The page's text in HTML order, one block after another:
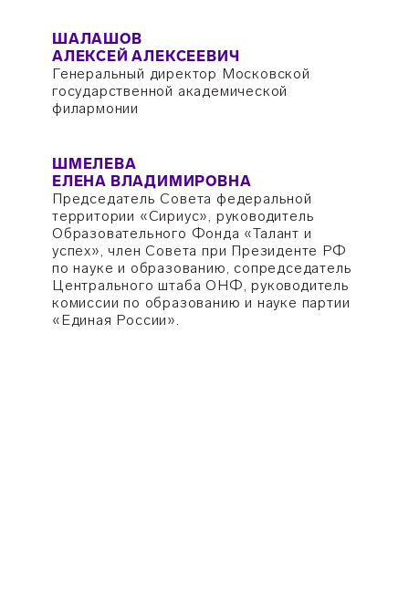
Генеральный директор Московской
государственной академической
филармонии
ШАЛАШОВ
АЛЕКСЕЙ АЛЕКСЕЕВИЧ
Председатель Совета федеральной
территории «Сириус», руководитель
Образовательного Фонда «Талант и
успех», член Совета при Президенте РФ
по науке и образованию, сопредседатель
Центрального штаба ОНФ, руководитель
комиссии по образованию и науке партии
«Единая России».
ШМЕЛЕВА
ЕЛЕНА ВЛАДИМИРОВНА